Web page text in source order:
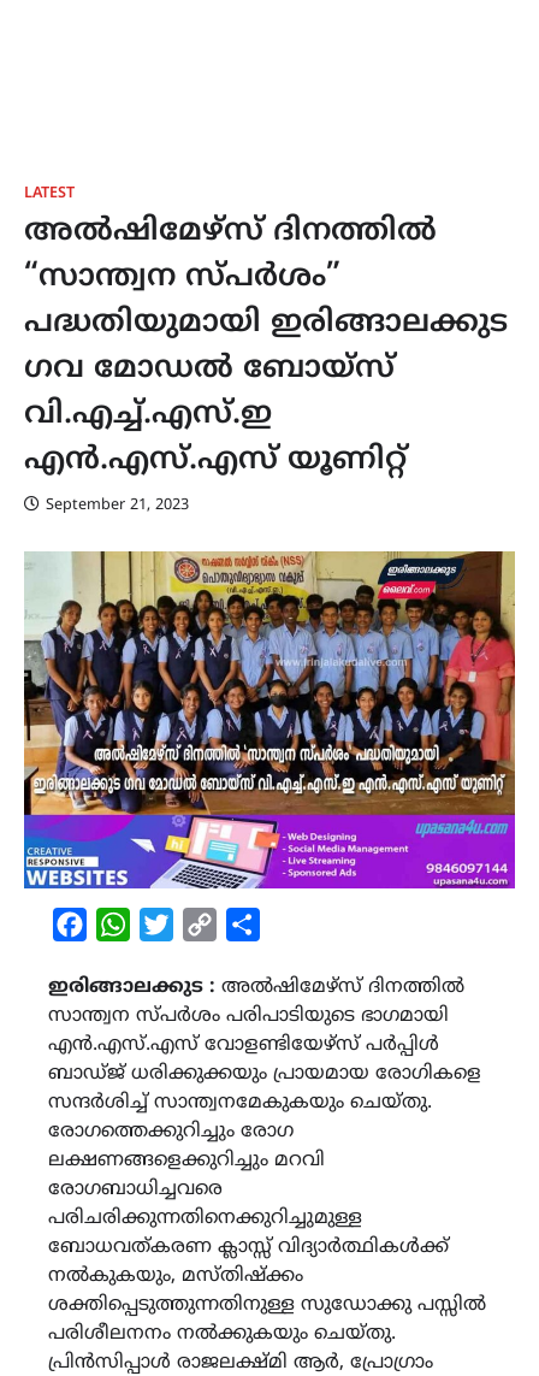
LATEST
അൽഷിമേഴ്സ് ദിനത്തിൽ
“സാന്ത്വന സ്പർശം”
പദ്ധതിയുമായി ഇരിങ്ങാലക്കുട
ഗവ മോഡൽ ബോയ്സ്
വി.എച്ച്.എസ്.ഇ
എൻ.എസ്.എസ് യൂണിറ്റ്
September 21, 2023
FacebookWhatsAppTwitterCopy
ഇരിങ്ങാലക്കുട : അൽഷിമേഴ്സ് ദിനത്തിൽ
സാന്ത്വന സ്പർശം പരിപാടിയുടെ ഭാഗമായി
എൻ.എസ്.എസ് വോളണ്ടിയേഴ്സ് പർപ്പിൾ
ബാഡ്ജ് ധരിക്കുക്കയും പ്രായമായ രോഗികളെ
സന്ദർശിച്ച് സാന്ത്വനമേകുകയും ചെയ്തു.
രോഗത്തെക്കുറിച്ചും രോഗ
ലക്ഷണങ്ങളെക്കുറിച്ചും മറവി
രോഗബാധിച്ചവരെ
പരിചരിക്കുന്നതിനെക്കുറിച്ചുമുള്ള
ബോധവത്കരണ ക്ലാസ്സ് വിദ്യാർത്ഥികൾക്ക്
നൽകുകയും, മസ്തിഷ്ക്കം
ശക്തിപ്പെടുത്തുന്നതിനുള്ള സുഡോക്കു പസ്സിൽ
പരിശീലനനം നൽക്കുകയും ചെയ്തു.
പ്രിൻസിപ്പാൾ രാജലക്ഷ്മി ആർ, പ്രോഗ്രാം